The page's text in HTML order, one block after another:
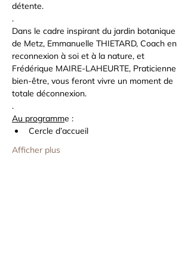
détente.
.
Dans le cadre inspirant du jardin botanique
de Metz, Emmanuelle THIETARD, Coach en
reconnexion à soi et à la nature, et
Frédérique MAIRE-LAHEURTE, Praticienne
bien-être, vous feront vivre un moment de
totale déconnexion.
.
Au programme :
Cercle d’accueil
Afficher plus